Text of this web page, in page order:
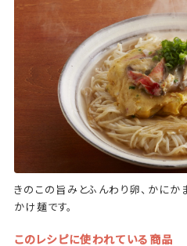
きのこの旨みとふんわり卵、かにか
かけ麺です。
このレシピに使われている商品